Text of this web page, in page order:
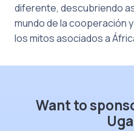
diferente, descubriendo
mundo de la cooperación
los mitos asociados a
Want to